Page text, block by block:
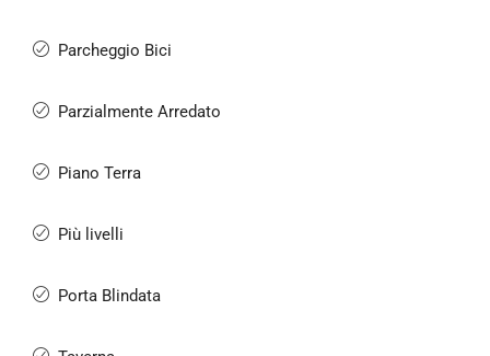
Parcheggio Bici
Parzialmente Arredato
Piano Terra
Più livelli
Porta Blindata